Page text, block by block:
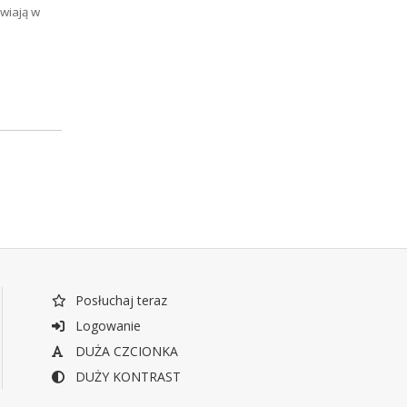
w
Posłuchaj teraz
Logowanie
DUŻA CZCIONKA
DUŻY KONTRAST